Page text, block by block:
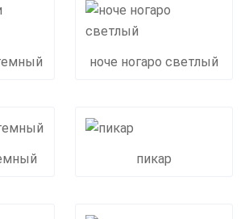
ноче ногаро светлый
пикар